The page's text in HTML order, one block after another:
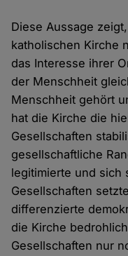
Diese Aussage
katholischen Kirche
das Interesse ihrer
der Menschheit
Menschheit gehört
hat die Kirche die
Gesellschaften
gesellschaftliche
legitimierte und sich
Gesellschaften
differenzierte
die Kirche
Gesellschaften nur